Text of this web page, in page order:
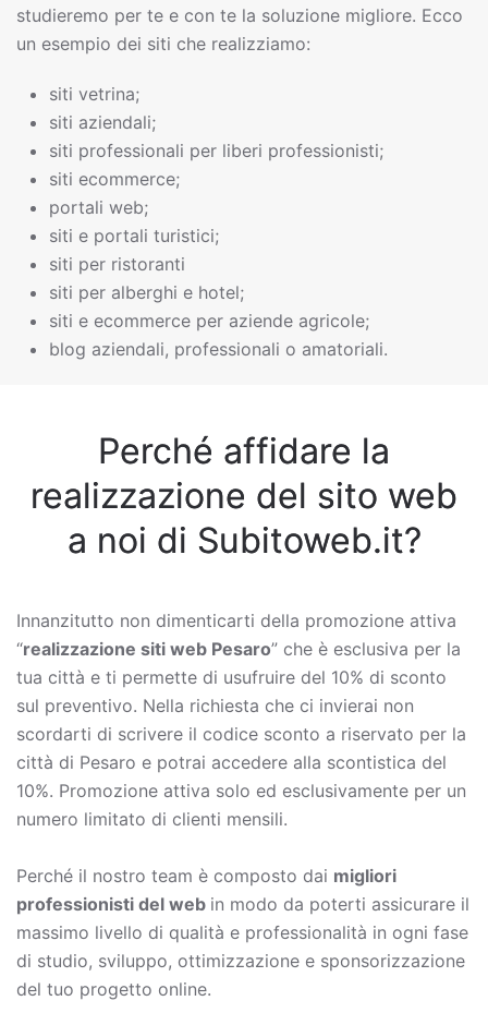
studieremo per te e con te la soluzione migliore. Ecco
un esempio dei siti che realizziamo:
siti vetrina;
siti aziendali;
siti professionali per liberi professionisti;
siti ecommerce;
portali web;
siti e portali turistici;
siti per ristoranti
siti per alberghi e hotel;
siti e ecommerce per aziende agricole;
blog aziendali, professionali o amatoriali.
Perché affidare la
realizzazione del sito web
a noi di Subitoweb.it?
Innanzitutto non dimenticarti della promozione attiva
“realizzazione siti web Pesaro” che è esclusiva per la
tua città e ti permette di usufruire del 10% di sconto
sul preventivo. Nella richiesta che ci invierai non
scordarti di scrivere il codice sconto a riservato per la
città di Pesaro e potrai accedere alla scontistica del
10%. Promozione attiva solo ed esclusivamente per un
numero limitato di clienti mensili.
Perché il nostro team è composto dai migliori
professionisti del web in modo da poterti assicurare il
massimo livello di qualità e professionalità in ogni fase
di studio, sviluppo, ottimizzazione e sponsorizzazione
del tuo progetto online.